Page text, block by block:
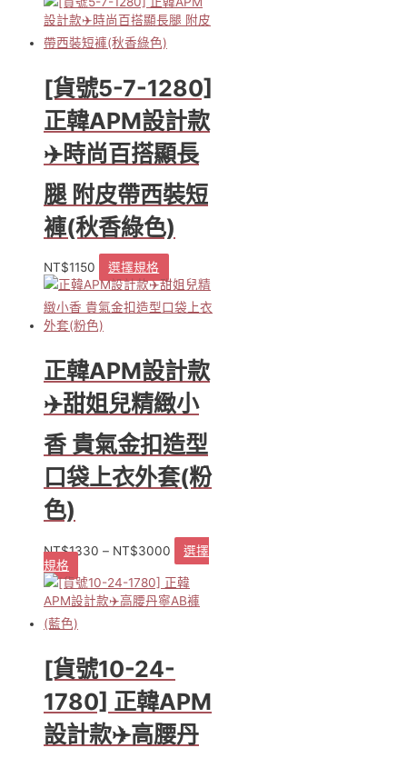
[貨號5-7-1280]
正韓APM設計款
✈️時尚百搭顯長
腿 附皮帶西裝短
褲(秋香綠色)
NT$1150 選擇規格
產
品
種
款
式。
可
在
產
品
頁
擇
選
項
正韓APM設計款
✈️甜姐兒精緻小
香 貴氣金扣造型
口袋上衣外套(粉
色)
NT$1330 – NT$3000
選擇
規格
產
品
種
款
式。
可
在
產
[貨號10-24-
1780] 正韓APM
設計款✈️高腰丹